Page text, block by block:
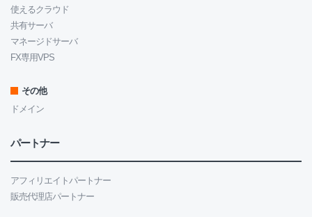
使えるクラウド
共有サーバ
マネージドサーバ
FX専用VPS
その他
ドメイン
パートナー
アフィリエイトパートナー
販売代理店パートナー